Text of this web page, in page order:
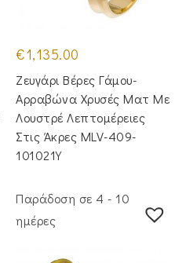
€1,135.00
Ζευγάρι Βέρες Γάμου-
Αρραβώνα Χρυσές Ματ Με
Λουστρέ Λεπτομέρειες
Στις Άκρες MLV-409-
101021Y
Παράδοση σε 4 - 10
ημέρες